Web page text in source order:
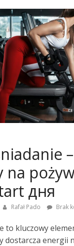
na
дня
Rafał Pado Brak
to kluczowy
dostarcza energii